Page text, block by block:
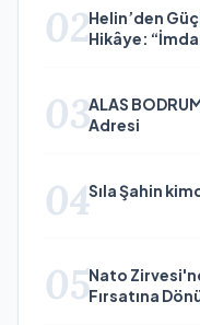
02Helin’den
Hikâye:
03ALAS
Adresi
04Sıla Şahin
05Nato
Fırsatına